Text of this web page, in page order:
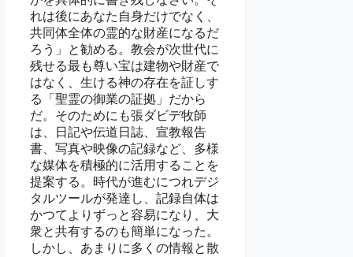
れは後にあなた自身だけでなく、
共同体全体の霊的な財産になるだ
ろう」と勧める。教会が次世代に
残せる最も尊い宝は建物や財産で
はなく、生ける神の存在を証しす
る「聖霊の御業の証拠」だから
だ。そのためにも張ダビデ牧師
は、日記や伝道日誌、宣教報告
書、写真や映像の記録など、多様
な媒体を積極的に活用することを
提案する。時代が進むにつれデジ
タルツールが発達し、記録自体は
かつてよりずっと容易になり、大
衆と共有するのも簡単になった。
しかし、あまりに多くの情報と散